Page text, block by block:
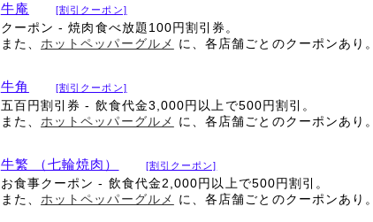
牛庵 [割引クーポン]
クーポン - 焼肉食べ放題100円割引券。
また、ホットペッパーグルメ に、各店舗ごとのクーポンあり。
牛角 [割引クーポン]
五百円割引券 - 飲食代金3,000円以上で500円割引。
また、ホットペッパーグルメ に、各店舗ごとのクーポンあり。
牛繁 （七輪焼肉） [割引クーポン]
お食事クーポン - 飲食代金2,000円以上で500円割引。
また、ホットペッパーグルメ に、各店舗ごとのクーポンあり。